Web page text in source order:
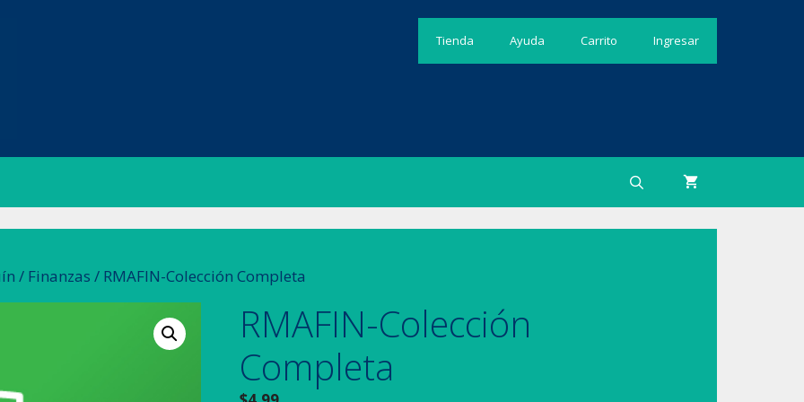
Tienda Ayuda Carrito Ingresar
/ Finanzas / RMAFIN-Colección Completa
RMAFIN-Colección
Completa